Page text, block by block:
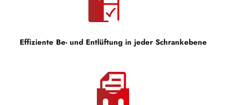
Effiziente Be- und Entlüftung in jeder Schrankebene